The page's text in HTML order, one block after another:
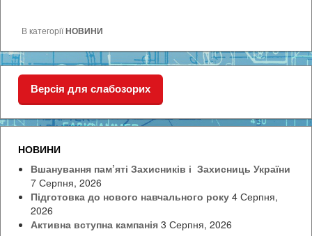
В категоріїНОВИНИ
Версія для слабозорих
НОВИНИ
Вшанування пам’яті Захисників і Захисниць України
7 Серпня, 2026
Підготовка до нового навчального року 4 Серпня,
2026
Активна вступна кампанія 3 Серпня, 2026